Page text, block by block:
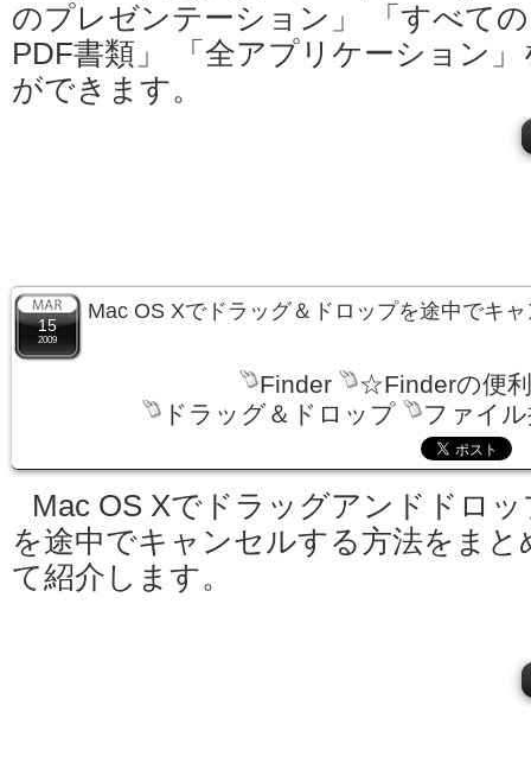
のプレゼンテーション」 「すべての
PDF書類」 「全アプリケーション
ができます。
15
2009
Mac OS Xでドラッグ＆ドロップを途中でキ
Finder
☆Finderの便
ドラッグ＆ドロップ
ファイ
Mac OS Xでドラッグアンドドロッ
を途中でキャンセルする方法をまと
て紹介します。